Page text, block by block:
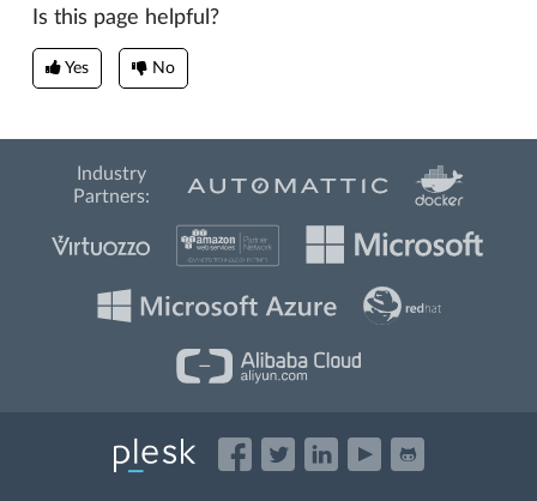
Is this page helpful?
Yes No
Industry
Partners: